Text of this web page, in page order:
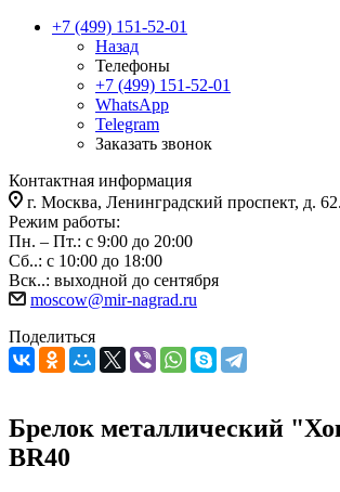
+7 (499) 151-52-01
Назад
Телефоны
+7 (499) 151-52-01
WhatsApp
Telegram
Заказать звонок
Контактная информация
г. Москва, Ленинградский проспект, д. 62.
Режим работы:
Пн. – Пт.: с 9:00 до 20:00
Сб..: с 10:00 до 18:00
Вск..: выходной до сентября
moscow@mir-nagrad.ru
Поделиться
Брелок металлический
BR40